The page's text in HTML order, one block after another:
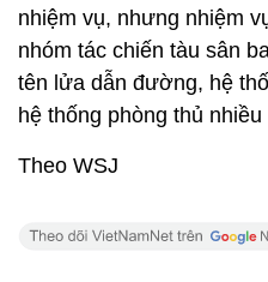
nhiệm vụ, nhưng nhiệm
nhóm tác chiến tàu sân
tên lửa dẫn đường, hệ
hệ thống phòng thủ nhiều
Theo WSJ